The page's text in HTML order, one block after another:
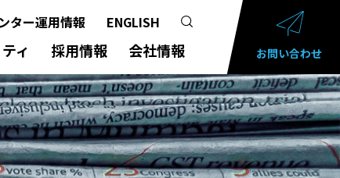
ター運用情報 ENGLISH
ィ 採用情報 会社情報 お問い合わせ